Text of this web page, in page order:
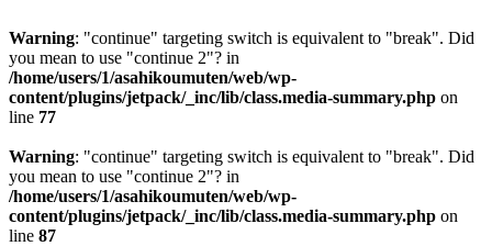
Warning: "continue" targeting switch is equivalent to "break". Did
you mean to use "continue 2"? in
/home/users/1/asahikoumuten/web/wp-
content/plugins/jetpack/_inc/lib/class.media-summary.php on
line 77
Warning: "continue" targeting switch is equivalent to "break". Did
you mean to use "continue 2"? in
/home/users/1/asahikoumuten/web/wp-
content/plugins/jetpack/_inc/lib/class.media-summary.php on
line 87